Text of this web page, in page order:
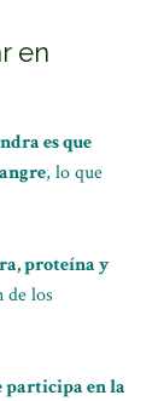
en
es que
, lo que
proteína y
de los
participa en la